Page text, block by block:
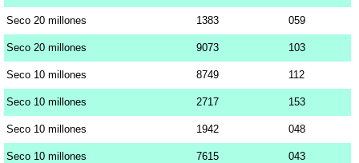
Seco 20 millones 1383 059
Seco 20 millones 9073 103
Seco 10 millones 8749 112
Seco 10 millones 2717 153
Seco 10 millones 1942 048
Seco 10 millones 7615 043